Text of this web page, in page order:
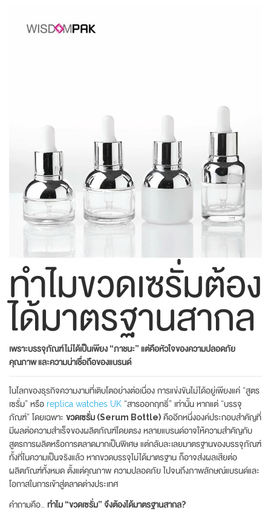
ทำไมขวดเซรั่มต้อง
ได้มาตรฐานสากล
เพราะบรรจุภัณฑ์ไม่ได้เป็นเพียง “ภาชนะ” แต่คือหัวใจของความปลอดภัย
คุณภาพ และความน่าเชื่อถือของแบรนด์
ในโลกของธุรกิจความงามที่เติบโตอย่างต่อเนื่อง การแข่งขันไม่ได้อยู่เพียงแค่ “สูตร
เซรั่ม” หรือ replica watches UK “สารออกฤทธิ์” เท่านั้น หากแต่ “บรรจุ
ภัณฑ์” โดยเฉพาะ ขวดเซรั่ม (Serum Bottle) คืออีกหนึ่งองค์ประกอบสำคัญที่
มีผลต่อความสำเร็จของผลิตภัณฑ์โดยตรง หลายแบรนด์อาจให้ความสำคัญกับ
สูตรการผลิตหรือการตลาดมากเป็นพิเศษ แต่กลับละเลยมาตรฐานของบรรจุภัณฑ์
ทั้งที่ในความเป็นจริงแล้ว หากขวดบรรจุไม่ได้มาตรฐาน ก็อาจส่งผลเสียต่อ
ผลิตภัณฑ์ทั้งหมด ตั้งแต่คุณภาพ ความปลอดภัย ไปจนถึงภาพลักษณ์แบรนด์และ
โอกาสในการเข้าสู่ตลาดต่างประเทศ
คำถามคือ… ทำไม “ขวดเซรั่ม” จึงต้องได้มาตรฐานสากล?